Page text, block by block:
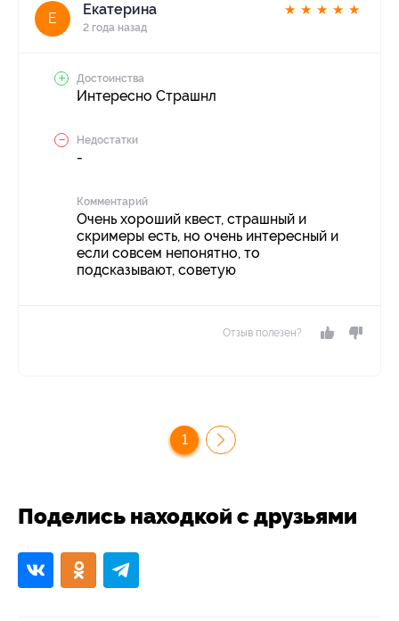
Е
Екатерина
2 года назад
★ ★ ★ ★ ★
Достоинства
Интересно Страшнл
Недостатки
-
Комментарий
Очень хороший квест, страшный и
скримеры есть, но очень интересный и
если совсем непонятно, то
подсказывают, советую
Отзыв полезен?
1
Поделись находкой с друзьями